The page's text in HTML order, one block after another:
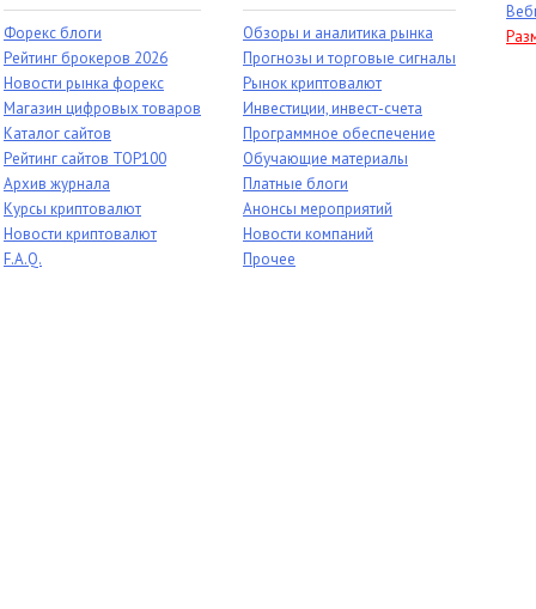
Форекс блоги
Рейтинг брокеров 2026
Новости рынка форекс
Магазин цифровых товаров
Каталог сайтов
Рейтинг сайтов TOP100
Архив журнала
Курсы криптовалют
Новости криптовалют
F.A.Q.
Обзоры и аналитика рынка
Прогнозы и торговые сигналы
Рынок криптовалют
Инвестиции, инвест-счета
Программное обеспечение
Обучающие материалы
Платные блоги
Анонсы мероприятий
Новости компаний
Прочее